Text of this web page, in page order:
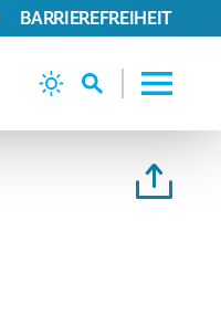
BARRIEREFREIHEIT